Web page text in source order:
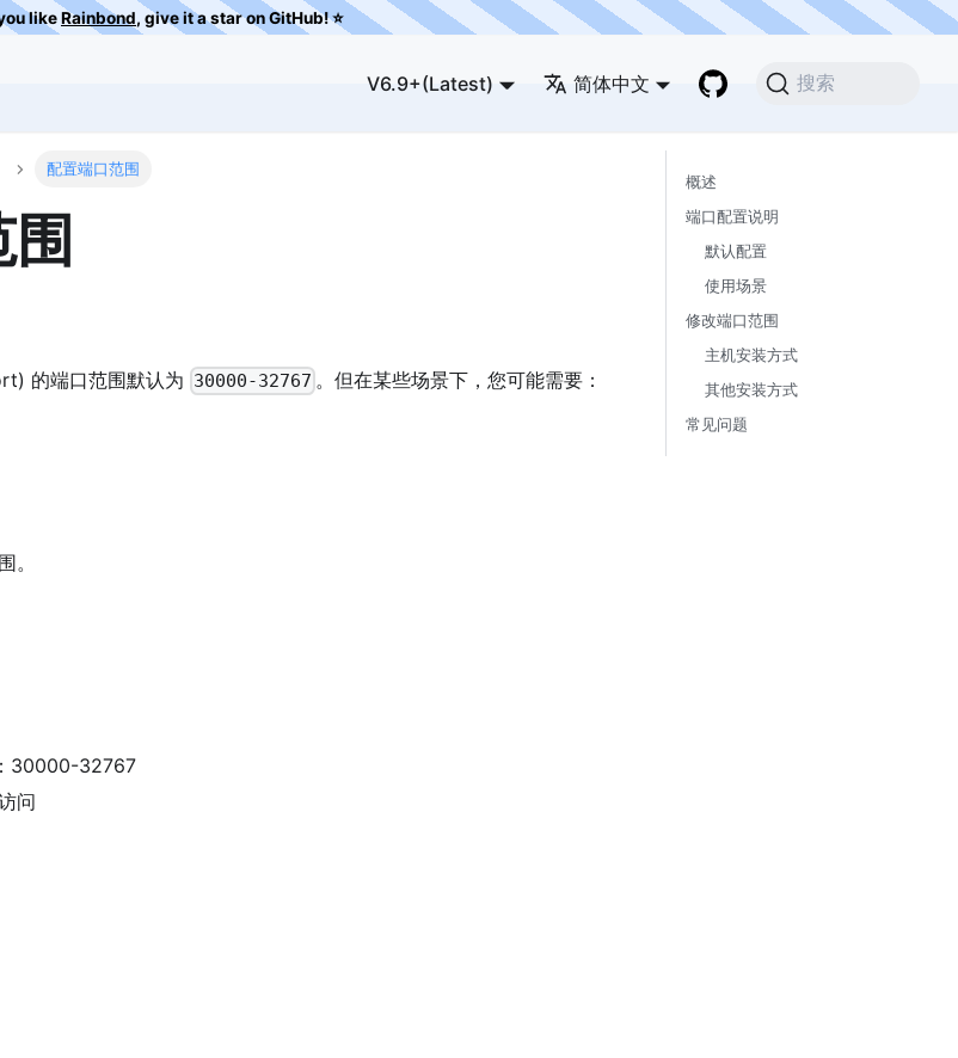
likeRainbond, give it a star on GitHub! ⭐️
V6.9+(Latest) 简体中文 搜索
配置端口范围
的端口范围默认为 30000-32767 。但在某些场景下，您可能需要：
。
30000-32767
问
概述
端口配置说明
默认配置
使用场景
修改端口范围
主机安装方式
其他安装方式
常见问题